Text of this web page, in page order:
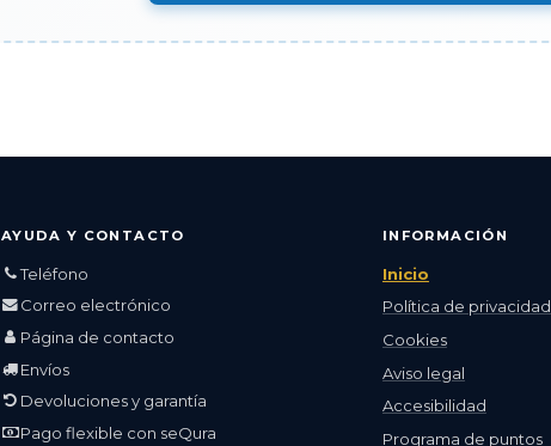
AYUDA Y CONTACTO
Teléfono
Correo electrónico
Página de contacto
Envíos
Devoluciones y garantía
Pago flexible con seQura
INFORMACIÓN
Inicio
Política de privacidad
Cookies
Aviso legal
Accesibilidad
Programa de puntos